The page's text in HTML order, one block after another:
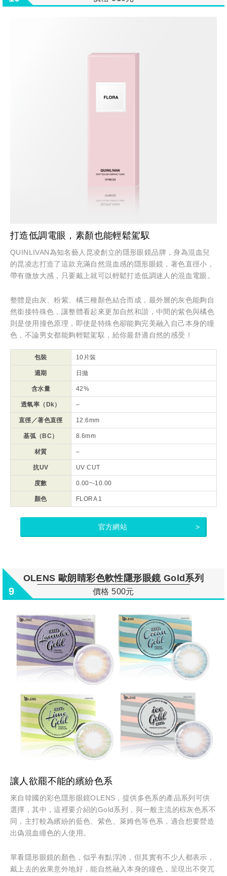
打造低調電眼，素顏也能輕鬆駕馭
QUINLIVAN為知名藝人昆凌創立的隱形眼鏡品牌，身為混血兒
的昆凌志打造了這款充滿自然混血感的隱形眼鏡，著色直徑小，
帶有微放大感，只要戴上就可以輕鬆打造低調迷人的混血電眼。
整體是由灰、粉紫、橘三種顏色結合而成，最外層的灰色能夠自
然銜接特殊色，讓整體看起來更加自然和諧，中間的紫色與橘色
則是使用撞色原理，即使是特殊色卻能夠完美融入自己本身的瞳
色，不論男女都能夠輕鬆駕馭，給你最舒適自然的感受！
包裝 10片裝
週期 日拋
含水量 42%
透氧率（Dk） –
直徑／著色直徑 12.6mm
基弧（BC） 8.6mm
材質 –
抗UV UV CUT
度數 0.00~-10.00
顏色 FLORA 1
官方網站
9
OLENS 歐朗睛彩色軟性隱形眼鏡 Gold系列
價格 500元
讓人欲罷不能的繽紛色系
來自韓國的彩色隱形眼鏡OLENS，提供多色系的產品系列可供
選擇，其中，這裡要介紹的Gold系列，與一般主流的棕灰色系不
同，主打較為繽紛的藍色、紫色、萊姆色等色系，適合想要營造
出偽混血瞳色的人使用。
單看隱形眼鏡的顏色，似乎有點浮誇，但其實有不少人都表示，
戴上去的效果意外地好，能自然融入本身的瞳色，呈現出不突兀